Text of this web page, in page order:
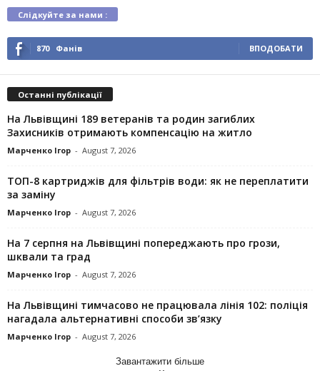
Слідкуйте за нами :
870 Фанів ВПОДОБАТИ
Останні публікації
На Львівщині 189 ветеранів та родин загиблих
Захисників отримають компенсацію на житло
Марченко Ігор - August 7, 2026
ТОП-8 картриджів для фільтрів води: як не переплатити
за заміну
Марченко Ігор - August 7, 2026
На 7 серпня на Львівщині попереджають про грози,
шквали та град
Марченко Ігор - August 7, 2026
На Львівщині тимчасово не працювала лінія 102: поліція
нагадала альтернативні способи зв’язку
Марченко Ігор - August 7, 2026
Завантажити більше